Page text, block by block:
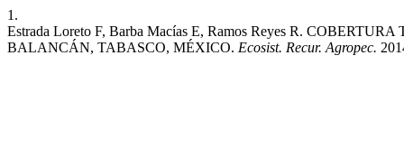
1.
Estrada Loreto F, Barba Macías E, Ramos Reyes R.
BALANCÁN, TABASCO, MÉXICO. Ecosist. Recur. Agropec.